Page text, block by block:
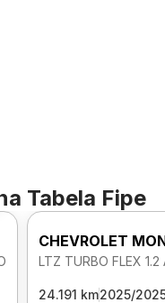
Tabela Fipe
CHEVROLET
LTZ TURBO FLEX
24.191 km2025/